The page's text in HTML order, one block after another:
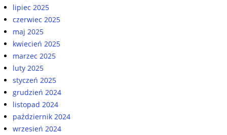
lipiec 2025
czerwiec 2025
maj 2025
kwiecień 2025
marzec 2025
luty 2025
styczeń 2025
grudzień 2024
listopad 2024
październik 2024
wrzesień 2024